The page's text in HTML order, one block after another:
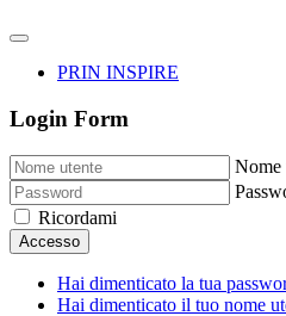
PRIN INSPIRE
Login Form
Nome
Ricordami
Accesso
Hai dimenticato la tua
Hai dimenticato il tuo nome